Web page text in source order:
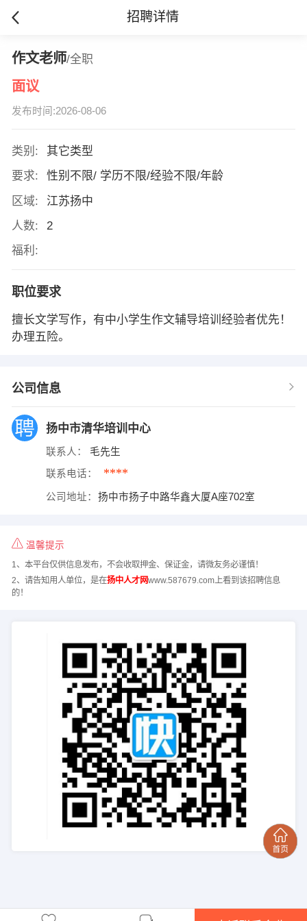
招聘详情
作文老师/全职
面议
发布时间:2026-08-06
类别:
其它类型
要求:
性别不限/ 学历不限/经验不限/年龄
区域:
江苏扬中
人数:
2
福利:
职位要求
擅长文学写作，有中小学生作文辅导培训经验者优先！
办理五险。
公司信息
扬中市清华培训中心
联系人： 毛先生
联系电话： ****
公司地址： 扬中市扬子中路华鑫大厦A座702室
温馨提示
1、本平台仅供信息发布，不会收取押金、保证金，请微友务必谨慎！
2、请告知用人单位，是在扬中人才网www.587679.com上看到该招聘信息
的！